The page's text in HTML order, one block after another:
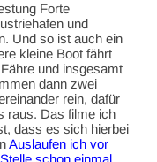
Forte
und
Und so ist auch ein
kleine Boot fährt
und insgesamt
dann zwei
rein, dafür
raus. Das filme ich
dass es sich hierbei
Auslaufen ich vor
schon einmal